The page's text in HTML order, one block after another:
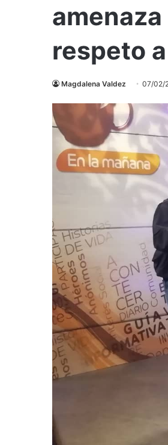
respeto
Magdalena Valdez 07/02/